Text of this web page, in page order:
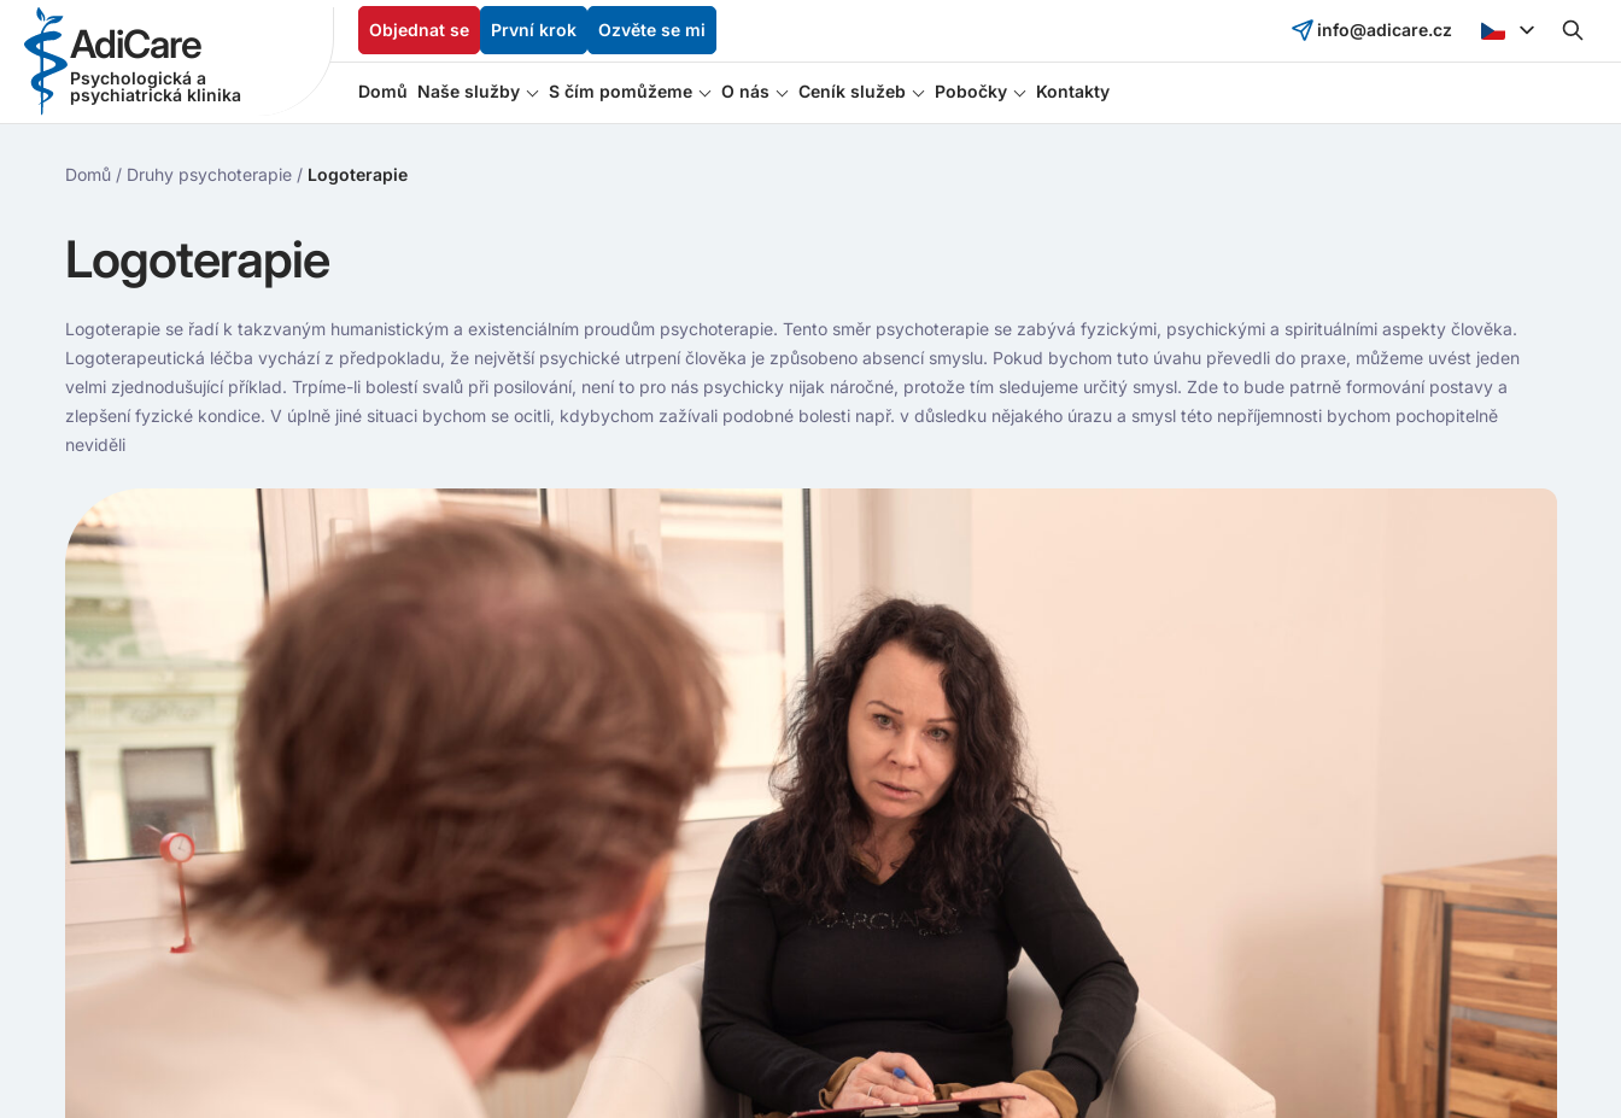
AdiCare
Psychologická a
psychiatrická klinika
Objednat se První krok Ozvěte se mi info@adicare.cz
Domů Naše služby S čím pomůžeme O nás Ceník služeb Pobočky Kontakty
Domů/ Druhy psychoterapie/ Logoterapie
Logoterapie
Logoterapie se řadí k takzvaným humanistickým a existenciálním proudům psychoterapie. Tento směr psychoterapie se zabývá fyzickými, psychickými a spirituálními aspekty člověka.
Logoterapeutická léčba vychází z předpokladu, že největší psychické utrpení člověka je způsobeno absencí smyslu. Pokud bychom tuto úvahu převedli do praxe, můžeme uvést jeden
velmi zjednodušující příklad. Trpíme-li bolestí svalů při posilování, není to pro nás psychicky nijak náročné, protože tím sledujeme určitý smysl. Zde to bude patrně formování postavy a
zlepšení fyzické kondice. V úplně jiné situaci bychom se ocitli, kdybychom zažívali podobné bolesti např. v důsledku nějakého úrazu a smysl této nepříjemnosti bychom pochopitelně
neviděli